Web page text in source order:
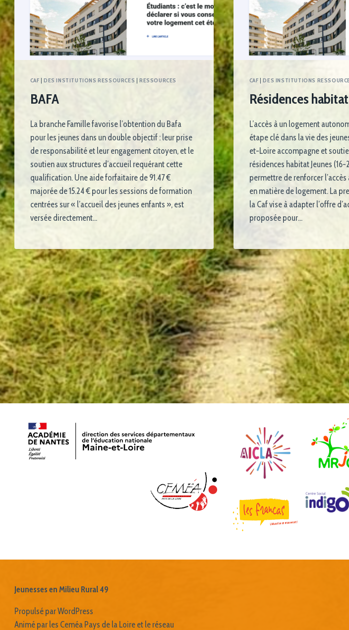
CAF |DES INSTITUTIONS RESSOURCES RESSOURCES
BAFA
La branche Famille favorise l’obtention du Bafa
pour les jeunes dans un double objectif : leur prise
de responsabilité et leur engagement citoyen, et le
soutien aux structures d’accueil requérant cette
qualification. Une aide forfaitaire de 91.47 €
majorée de 15.24 € pour les sessions de formation
centrées sur « l’accueil des jeunes enfants », est
versée directement…
CAF |DES INSTITUTIONS
Résidences
L’accès à un logement
étape clé dans la vie des
et-Loire accompagne et
résidences habitat Jeunes
permettre de renforcer
en matière de logement. La
la Caf vise à adapter l’offre
proposée pour…
Jeunesses en Milieu Rural 49
Propulsé par WordPress
Animé par les Ceméa Pays de la Loire et le réseau